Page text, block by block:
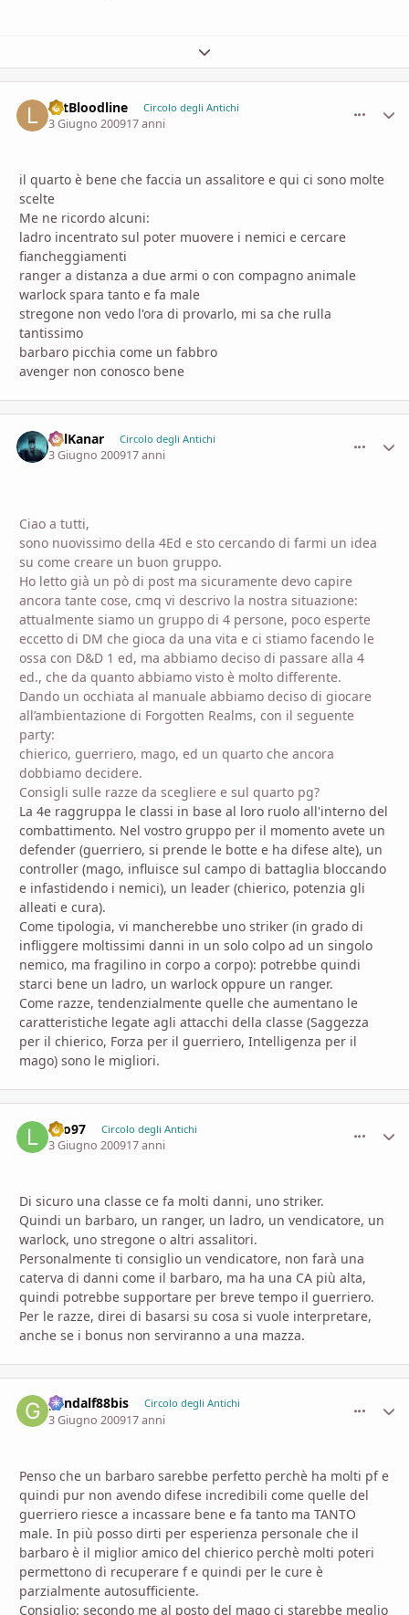
Espandi panoramica del topic
LetBloodline Circolo degli Antichi
3 Giugno 200917 anni
il quarto è bene che faccia un assalitore e qui ci sono molte
scelte
Me ne ricordo alcuni:
ladro incentrato sul poter muovere i nemici e cercare
fiancheggiamenti
ranger a distanza a due armi o con compagno animale
warlock spara tanto e fa male
stregone non vedo l'ora di provarlo, mi sa che rulla
tantissimo
barbaro picchia come un fabbro
avenger non conosco bene
SolKanar Circolo degli Antichi
3 Giugno 200917 anni
Ciao a tutti,
sono nuovissimo della 4Ed e sto cercando di farmi un idea
su come creare un buon gruppo.
Ho letto già un pò di post ma sicuramente devo capire
ancora tante cose, cmq vi descrivo la nostra situazione:
attualmente siamo un gruppo di 4 persone, poco esperte
eccetto di DM che gioca da una vita e ci stiamo facendo le
ossa con D&D 1 ed, ma abbiamo deciso di passare alla 4
ed., che da quanto abbiamo visto è molto differente.
Dando un occhiata al manuale abbiamo deciso di giocare
all’ambientazione di Forgotten Realms, con il seguente
party:
chierico, guerriero, mago, ed un quarto che ancora
dobbiamo decidere.
Consigli sulle razze da scegliere e sul quarto pg?
La 4e raggruppa le classi in base al loro ruolo all'interno del
combattimento. Nel vostro gruppo per il momento avete un
defender (guerriero, si prende le botte e ha difese alte), un
controller (mago, influisce sul campo di battaglia bloccando
e infastidendo i nemici), un leader (chierico, potenzia gli
alleati e cura).
Come tipologia, vi mancherebbe uno striker (in grado di
infliggere moltissimi danni in un solo colpo ad un singolo
nemico, ma fragilino in corpo a corpo): potrebbe quindi
starci bene un ladro, un warlock oppure un ranger.
Come razze, tendenzialmente quelle che aumentano le
caratteristiche legate agli attacchi della classe (Saggezza
per il chierico, Forza per il guerriero, Intelligenza per il
mago) sono le migliori.
Leo97 Circolo degli Antichi
3 Giugno 200917 anni
Di sicuro una classe ce fa molti danni, uno striker.
Quindi un barbaro, un ranger, un ladro, un vendicatore, un
warlock, uno stregone o altri assalitori.
Personalmente ti consiglio un vendicatore, non farà una
caterva di danni come il barbaro, ma ha una CA più alta,
quindi potrebbe supportare per breve tempo il guerriero.
Per le razze, direi di basarsi su cosa si vuole interpretare,
anche se i bonus non serviranno a una mazza.
gandalf88bis Circolo degli Antichi
3 Giugno 200917 anni
Penso che un barbaro sarebbe perfetto perchè ha molti pf e
quindi pur non avendo difese incredibili come quelle del
guerriero riesce a incassare bene e fa tanto ma TANTO
male. In più posso dirti per esperienza personale che il
barbaro è il miglior amico del chierico perchè molti poteri
permettono di recuperare f e quindi per le cure è
parzialmente autosufficiente.
Consiglio: secondo me al posto del mago ci starebbe meglio